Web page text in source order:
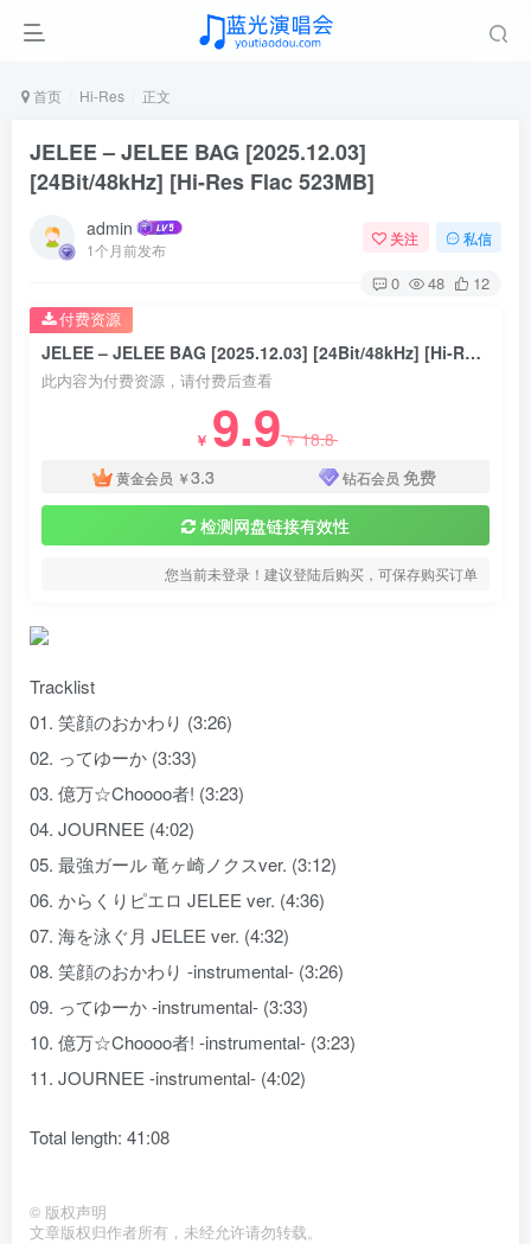
首页 Hi-Res 正文
JELEE – JELEE BAG [2025.12.03]
[24Bit/48kHz] [Hi-Res Flac 523MB]
admin
1个月前发布
关注 私信
0 48 12
JELEE – JELEE BAG [2025.12.03] [24Bit/48kHz] [Hi-Res Flac 523MB]
此内容为付费资源，请付费后查看
￥ 9.9￥18.8
黄金会员 ￥3.3 钻石会员 免费
检测网盘链接有效性
您当前未登录！建议登陆后购买，可保存购买订单
付费资源
Tracklist
01. 笑顔のおかわり (3:26)
02. ってゆーか (3:33)
03. 億万☆Choooo者! (3:23)
04. JOURNEE (4:02)
05. 最強ガール 竜ヶ崎ノクスver. (3:12)
06. からくりピエロ JELEE ver. (4:36)
07. 海を泳ぐ月 JELEE ver. (4:32)
08. 笑顔のおかわり -instrumental- (3:26)
09. ってゆーか -instrumental- (3:33)
10. 億万☆Choooo者! -instrumental- (3:23)
11. JOURNEE -instrumental- (4:02)
Total length: 41:08
© 版权声明
文章版权归作者所有，未经允许请勿转载。